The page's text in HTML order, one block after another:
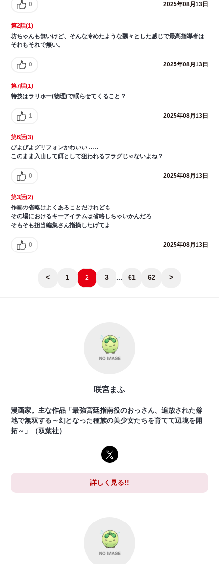
0 2025年08月13日
第2話(1)
坊ちゃんも無いけど、そんな冷めたような飄々とした感じで最高指導者は
それもそれで無い。
0 2025年08月13日
第7話(1)
特技はラリホー(物理)で眠らせてくること？
1 2025年08月13日
第6話(3)
ぴよぴよグリフォンかわいい……
このまま入山して餌として狙われるフラグじゃないよね？
0 2025年08月13日
第3話(2)
作画の省略はよくあることだけれども
その場におけるキーアイテムは省略しちゃいかんだろ
そもそも担当編集さん指摘したげてよ
0 2025年08月13日
< 1 2 3 ... 61 62 >
咲宮まふ
漫画家。主な作品「最強宮廷指南役のおっさん、追放された僻
地で無双する～幻となった種族の美少女たちを育てて辺境を開
拓～」（双葉社）
詳しく見る!!